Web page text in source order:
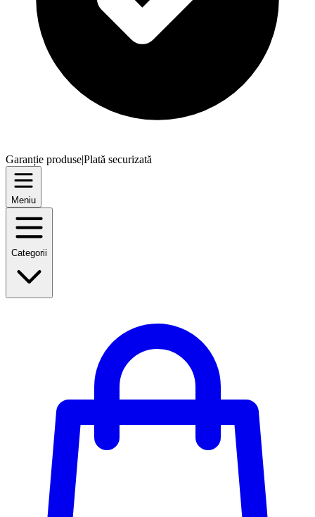
Garanție produse|Plată securizată
Meniu
Categorii